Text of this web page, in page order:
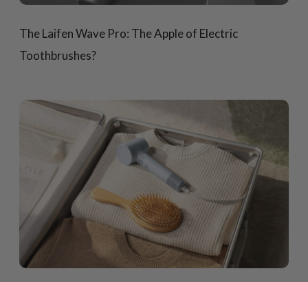
The Laifen Wave Pro: The Apple of Electric
Toothbrushes?